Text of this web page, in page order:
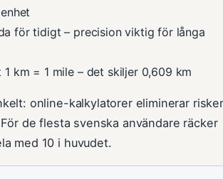
för tidigt – precision viktig för långa
km = 1 mile – det skiljer 0,609 km
online-kalkylatorer eliminerar
de flesta svenska användare räcker
med 10 i huvudet.